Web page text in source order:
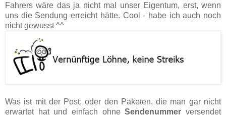
Fahrers wäre das ja nicht mal unser Eigentum, erst, wenn
uns die Sendung erreicht hätte. Cool - habe ich auch noch
nicht gewusst ^^
Was ist mit der Post, oder den Paketen, die man gar nicht
erwartet hat und einfach ohneSendenummer versendet